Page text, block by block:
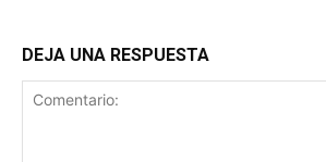
DEJA UNA RESPUESTA